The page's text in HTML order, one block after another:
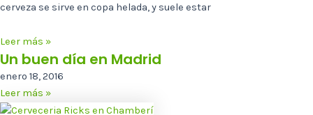
cerveza se sirve en copa helada, y suele estar
Leer más »
Un buen día en Madrid
enero 18, 2016
Leer más »